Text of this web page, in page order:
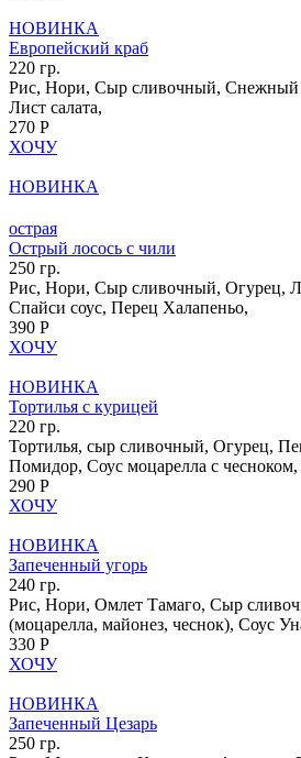
НОВИНКА
Европейский краб
220 гр.
Рис, Нори, Сыр сливочный, Снежный
Лист салата,
270 Р
ХОЧУ
НОВИНКА
острая
Острый лосось с чили
250 гр.
Рис, Нори, Сыр сливочный, Огурец,
Спайси соус, Перец Халапеньо,
390 Р
ХОЧУ
НОВИНКА
Тортилья с курицей
220 гр.
Тортилья, сыр сливочный, Огурец,
Помидор, Соус моцарелла с
290 Р
ХОЧУ
НОВИНКА
Запеченный угорь
240 гр.
Рис, Нори, Омлет Тамаго, Сыр
(моцарелла, майонез, чеснок), Соус
330 Р
ХОЧУ
НОВИНКА
Запеченный Цезарь
250 гр.